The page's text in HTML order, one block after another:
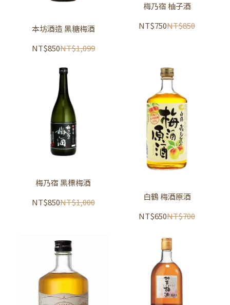
本坊酒造 黑糖梅酒
NT$850NT$1,099
梅乃宿 柚子酒
NT$750NT$850
梅乃宿 黑標梅酒
NT$850NT$1,000
白鶴 梅酒原酒
NT$650NT$700